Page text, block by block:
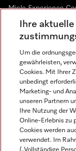
Miele Experience
Miele Experience
Newsletter
Ihre
Um die
gewährleisten,
Cookies. Mit Ihrer
unbedingt
Marketing- und
unseren Partnern
Ihre Nutzung der
Online-Erlebnis zu
Cookies werden
verwendet. Im